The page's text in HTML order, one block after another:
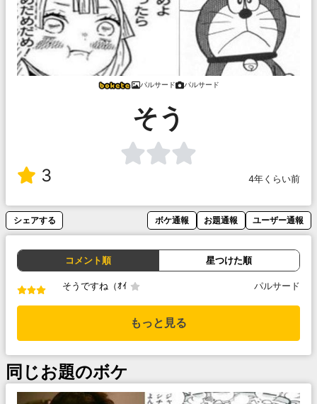
パルサード パルサード
そう
3 4年くらい前
シェアする ボケ通報 お題通報 ユーザー通報
コメント順 星つけた順
そうですね（ｵｲ パルサード
もっと見る
同じお題のボケ